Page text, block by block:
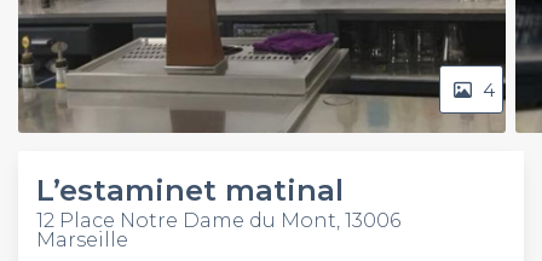
4
L’estaminet matinal
12 Place Notre Dame du Mont, 13006
Marseille